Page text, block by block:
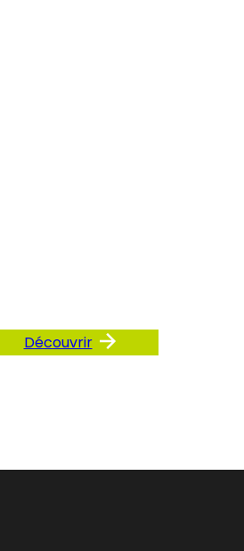
Découvrir